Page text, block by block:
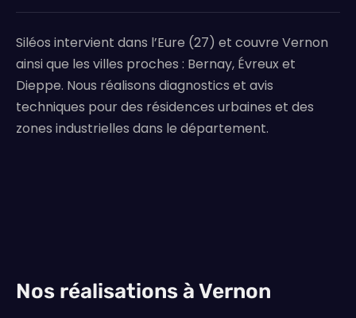
Siléos intervient dans l’Eure (27) et couvre Vernon
ainsi que les villes proches : Bernay, Évreux et
Dieppe. Nous réalisons diagnostics et avis
techniques pour des résidences urbaines et des
zones industrielles dans le département.
Nos réalisations à Vernon